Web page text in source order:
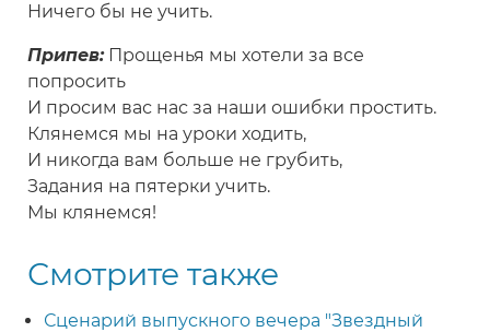
Ничего бы не учить.
Припев:Прощенья мы хотели за все
попросить
И просим вас нас за наши ошибки простить.
Клянемся мы на уроки ходить,
И никогда вам больше не грубить,
Задания на пятерки учить.
Мы клянемся!
Смотрите также
Сценарий выпускного вечера "Звездный